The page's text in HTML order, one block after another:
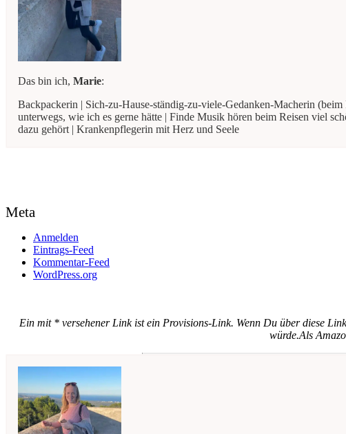
Das bin ich, Marie:
Backpackerin | Sich-zu-Hause-ständig-zu-viele-Gedanken-Macherin
unterwegs, wie ich es gerne hätte | Finde Musik hören beim Reisen viel
dazu gehört | Krankenpflegerin mit Herz und Seele
Meta
Anmelden
Eintrags-Feed
Kommentar-Feed
WordPress.org
Ein mit * versehener Link ist ein Provisions-Link. Wenn Du über diese
würde.Als